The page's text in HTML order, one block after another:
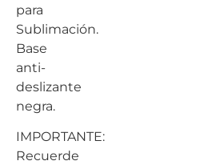
para
Sublimación.
Base
anti-
deslizante
negra.
IMPORTANTE:
Recuerde